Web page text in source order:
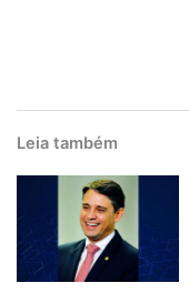
Leia também